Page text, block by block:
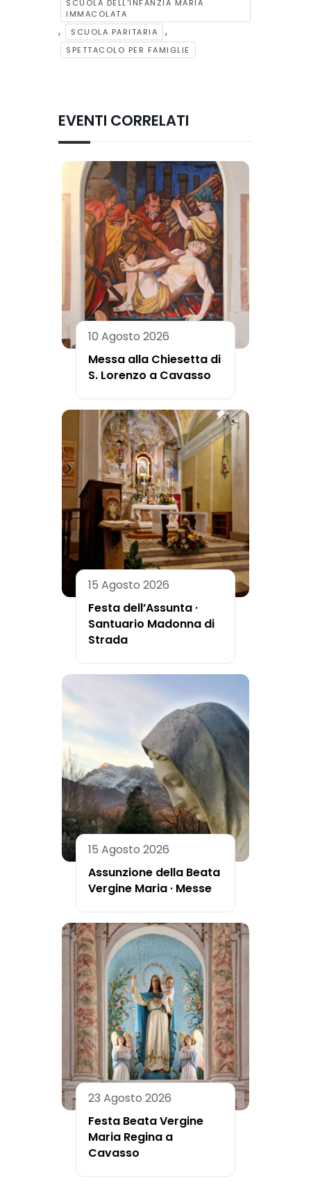
SCUOLA DELL'INFANZIA MARIA
IMMACOLATA
, SCUOLA PARITARIA ,
SPETTACOLO PER FAMIGLIE
EVENTI CORRELATI
10 Agosto 2026
Messa alla Chiesetta di
S. Lorenzo a Cavasso
15 Agosto 2026
Festa dell’Assunta ·
Santuario Madonna di
Strada
15 Agosto 2026
Assunzione della Beata
Vergine Maria · Messe
23 Agosto 2026
Festa Beata Vergine
Maria Regina a
Cavasso